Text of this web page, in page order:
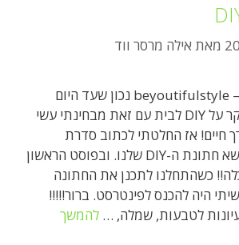
מאת אילה מרסר ווד
מאת שירי גרוסמן – beyoutifulstyle נכון שעד היום
כתבתי בבלוג בעיקר על DIY לבית עם זאת מבחינתי עשי
חיים! אז החלטתי לכתוב סדרת
פוסטים קצרה בנושא חתונת ה-DIY שלנו. ובפוסט הראשון
כשהתחלנו לתכנן את החתונה
היה להכנס לפינטרסט. ברור!!!!!
לטבעות, שמלה, … להמשך